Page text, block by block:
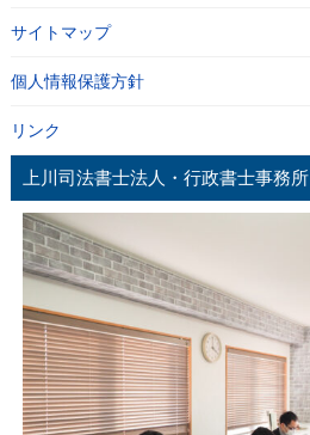
サイトマップ
個人情報保護方針
リンク
上川司法書士法人・行政書士事務所